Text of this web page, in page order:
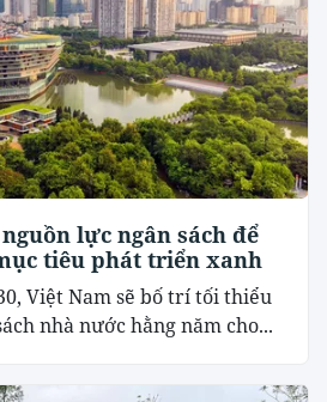
lực ngân sách để
tiêu phát triển xanh
Việt Nam sẽ bố trí tối thiểu
nhà nước hằng năm cho...